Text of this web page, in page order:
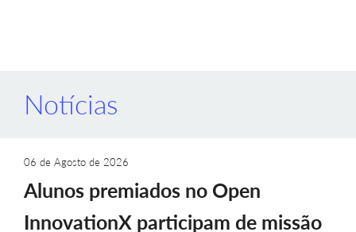
Notícias
06 de Agosto de 2026
Alunos premiados no Open
InnovationX participam de missão